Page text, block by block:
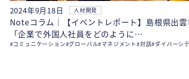
Noteコラム｜【イベントレポート】島根県出雲
「企業で外国人社員をどのように…
2024年9月18日 人材開発
#コミュニケーション#グローバル#マネジメント#対話#ダイバーシ